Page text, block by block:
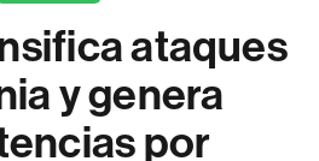
ataques
y genera
por